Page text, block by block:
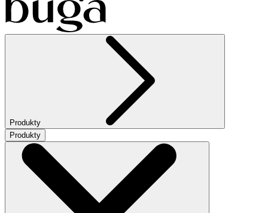
Produkty
Produkty